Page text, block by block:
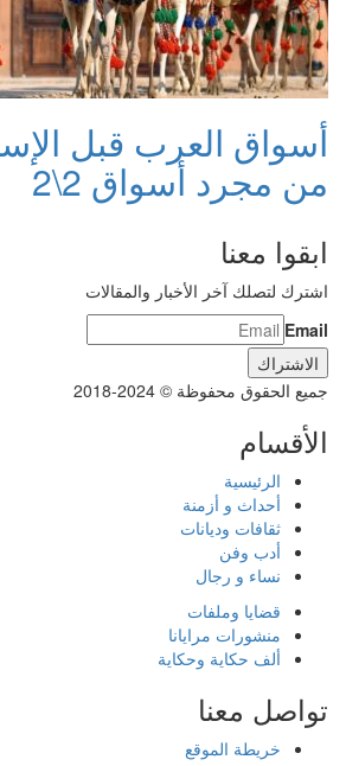
أسواق العرب قبل
من مجرد أسواق 2\2
ابقوا معنا
اشترك لتصلك آخر الأخبار والمقالات
Email
جميع الحقوق محفوظة © 2024-2018
الأقسام
الرئيسية
أحداث و أزمنة
ثقافات وديانات
أدب وفن
نساء و رجال
قضايا وملفات
منشورات مرايانا
ألف حكاية وحكاية
تواصل معنا
خريطة الموقع